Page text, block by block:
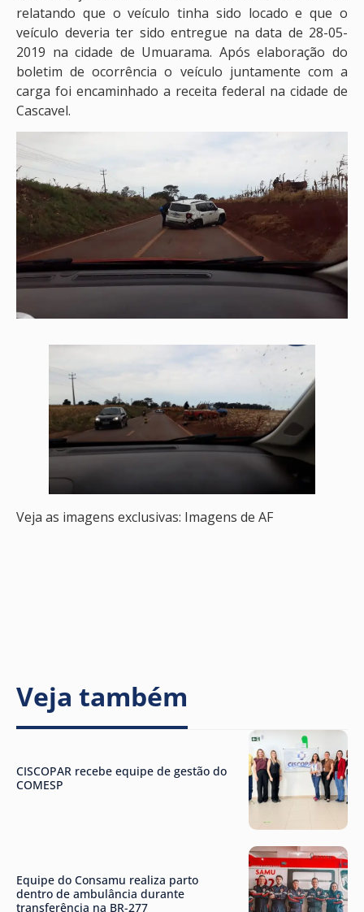
relatando que o veículo tinha sido locado e que o
veículo deveria ter sido entregue na data de 28-05-
2019 na cidade de Umuarama. Após elaboração do
boletim de ocorrência o veículo juntamente com a
carga foi encaminhado a receita federal na cidade de
Cascavel.
Veja as imagens exclusivas: Imagens de AF
Veja também
CISCOPAR recebe equipe de gestão do
COMESP
Equipe do Consamu realiza parto
dentro de ambulância durante
transferência na BR-277